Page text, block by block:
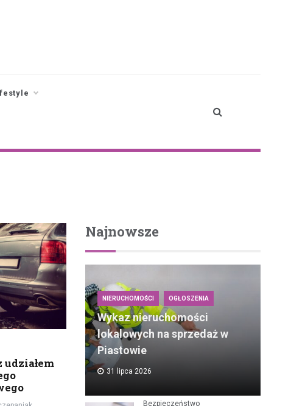
udziałem
Najnowsze
NIERUCHOMOŚCI OGŁOSZENIA
Wykaz nieruchomości
lokalowych na sprzedaż w
Piastowie
31 lipca 2026
Bezpieczeństwo